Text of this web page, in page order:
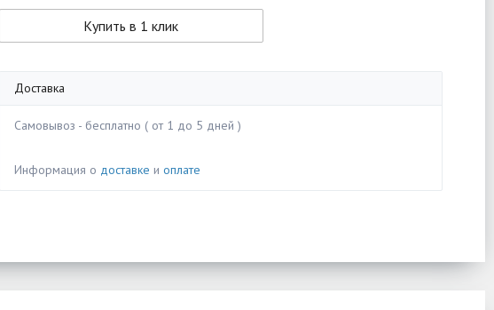
Купить в 1 клик
Доставка
Самовывоз - бесплатно ( от 1 до 5 дней )
Информация о доставке и оплате